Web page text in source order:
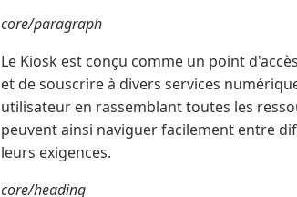
core/paragraph
Le Kiosk est conçu comme un point
et de souscrire à divers services
utilisateur en rassemblant toutes les
peuvent ainsi naviguer facilement entre
leurs exigences.
core/heading